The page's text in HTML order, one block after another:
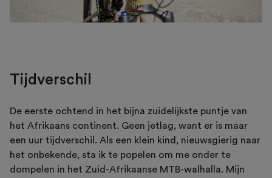
Tijdverschil
De eerste ochtend in het bijna zuidelijkste puntje van
het Afrikaans continent. Geen jetlag, want er is maar
een uur tijdverschil. Als een klein kind, nieuwsgierig naar
het onbekende, sta ik te popelen om me onder te
dompelen in het Zuid-Afrikaanse MTB-walhalla. Mijn